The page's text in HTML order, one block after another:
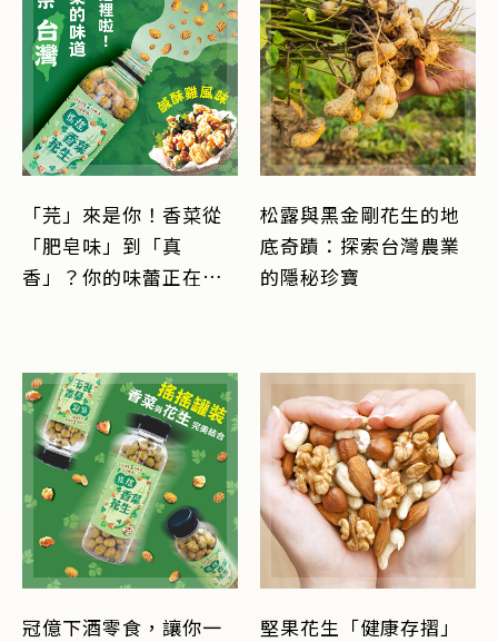
「芫」來是你！香菜從
「肥皂味」到「真
香」？你的味蕾正在熟
松露與黑金剛花生的地
底奇蹟：探索台灣農業
的隱秘珍寶
冠億下酒零食，讓你一
堅果花生「健康存摺」